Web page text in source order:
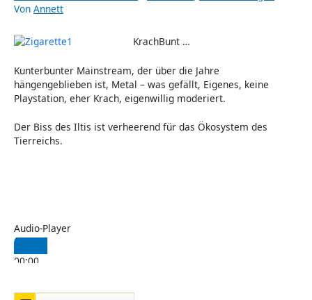
Von Annett
KrachBunt …
Kunterbunter Mainstream, der über die Jahre
hängengeblieben ist, Metal – was gefällt, Eigenes, keine
Playstation, eher Krach, eigenwillig moderiert.
Der Biss des Iltis ist verheerend für das Ökosystem des
Tierreichs.
Audio-Player
00:00